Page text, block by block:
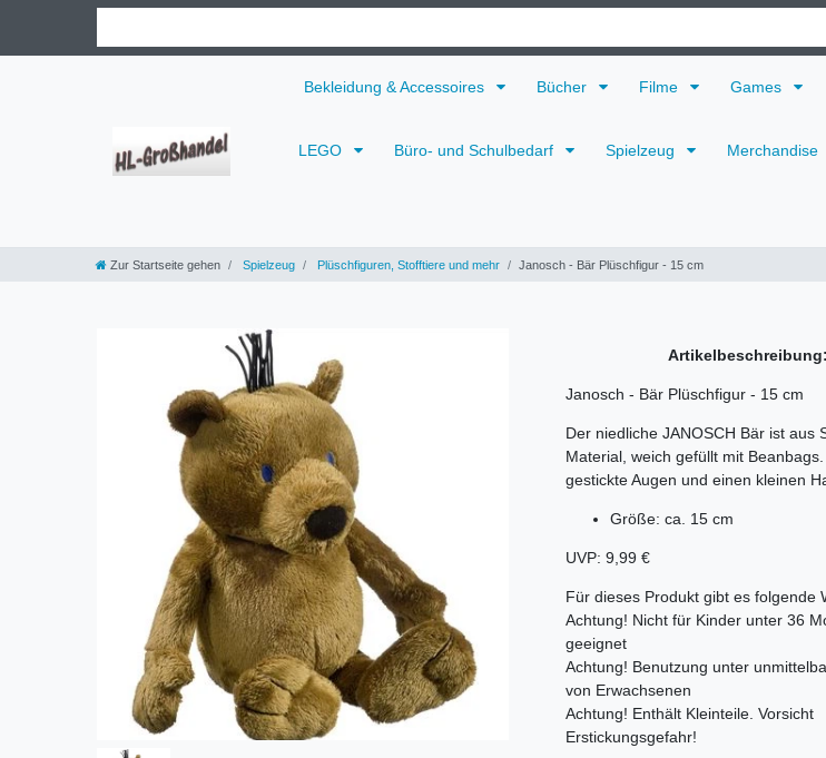
Bekleidung & Accessoires Bücher Filme Games
LEGO Büro- und Schulbedarf Spielzeug Merchandise
Zur Startseite gehen Spielzeug Plüschfiguren, Stofftiere und mehr Janosch - Bär Plüschfigur - 15 cm
Artikelbeschreibung:
Janosch - Bär Plüschfigur - 15 cm
Der niedliche JANOSCH Bär ist aus
Material, weich gefüllt mit
gestickte Augen und einen kleinen
Größe: ca. 15 cm
UVP: 9,99 €
Für dieses Produkt gibt es folgende
Achtung! Nicht für Kinder unter 36
geeignet
Achtung! Benutzung unter
von Erwachsenen
Achtung! Enthält Kleinteile. Vorsicht
Erstickungsgefahr!